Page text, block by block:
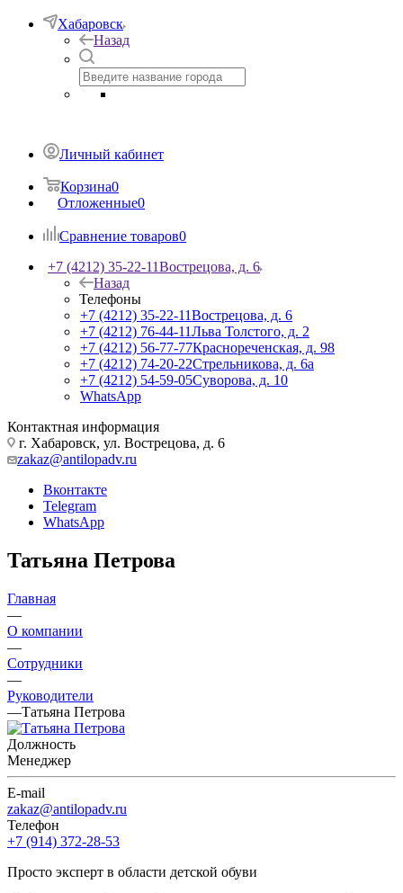
Хабаровск
Назад
Личный кабинет
Корзина0
Отложенные0
Сравнение товаров0
+7 (4212) 35-22-11Вострецова, д. 6
Назад
Телефоны
+7 (4212) 35-22-11Вострецова, д. 6
+7 (4212) 76-44-11Льва Толстого, д. 2
+7 (4212) 56-77-77Краснореченская, д. 98
+7 (4212) 74-20-22Стрельникова, д. 6а
+7 (4212) 54-59-05Суворова, д. 10
WhatsApp
Контактная информация
г. Хабаровск, ул. Вострецова, д. 6
zakaz@antilopadv.ru
Вконтакте
Telegram
WhatsApp
Татьяна Петрова
Главная
—
О компании
—
Сотрудники
—
Руководители
—Татьяна Петрова
Должность
Менеджер
E-mail
zakaz@antilopadv.ru
Телефон
+7 (914) 372-28-53
Просто эксперт в области детской обуви